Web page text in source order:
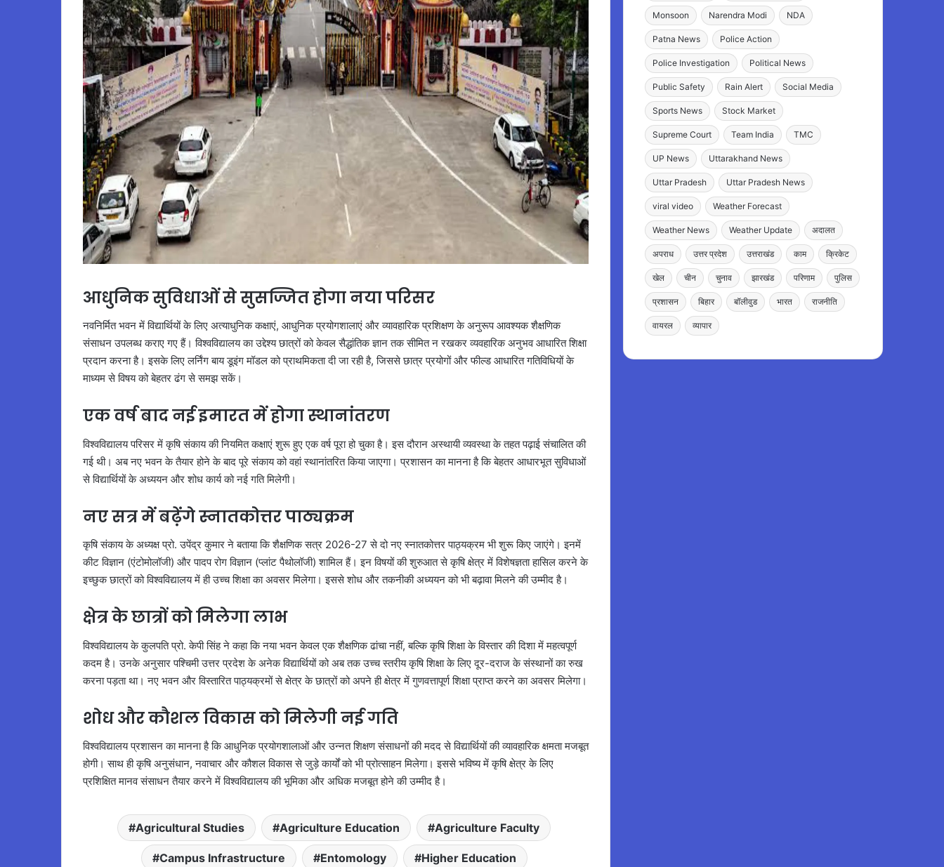
आधुनिक सुविधाओं से सुसज्जित होगा नया परिसर
नवनिर्मित भवन में विद्यार्थियों के लिए अत्याधुनिक कक्षाएं, आधुनिक प्रयोगशालाएं और व्यावहारिक प्रशिक्षण के अनुरूप आवश्यक शैक्षणिक
संसाधन उपलब्ध कराए गए हैं। विश्वविद्यालय का उद्देश्य छात्रों को केवल सैद्धांतिक ज्ञान तक सीमित न रखकर व्यवहारिक अनुभव आधारित शिक्षा
प्रदान करना है। इसके लिए लर्निंग बाय डूइंग मॉडल को प्राथमिकता दी जा रही है, जिससे छात्र प्रयोगों और फील्ड आधारित गतिविधियों के
माध्यम से विषय को बेहतर ढंग से समझ सकें।
एक वर्ष बाद नई इमारत में होगा स्थानांतरण
विश्वविद्यालय परिसर में कृषि संकाय की नियमित कक्षाएं शुरू हुए एक वर्ष पूरा हो चुका है। इस दौरान अस्थायी व्यवस्था के तहत पढ़ाई संचालित की
गई थी। अब नए भवन के तैयार होने के बाद पूरे संकाय को वहां स्थानांतरित किया जाएगा। प्रशासन का मानना है कि बेहतर आधारभूत सुविधाओं
से विद्यार्थियों के अध्ययन और शोध कार्य को नई गति मिलेगी।
नए सत्र में बढ़ेंगे स्नातकोत्तर पाठ्यक्रम
कृषि संकाय के अध्यक्ष प्रो. उपेंद्र कुमार ने बताया कि शैक्षणिक सत्र 2026-27 से दो नए स्नातकोत्तर पाठ्यक्रम भी शुरू किए जाएंगे। इनमें
कीट विज्ञान (एंटोमोलॉजी) और पादप रोग विज्ञान (प्लांट पैथोलॉजी) शामिल हैं। इन विषयों की शुरुआत से कृषि क्षेत्र में विशेषज्ञता हासिल करने के
इच्छुक छात्रों को विश्वविद्यालय में ही उच्च शिक्षा का अवसर मिलेगा। इससे शोध और तकनीकी अध्ययन को भी बढ़ावा मिलने की उम्मीद है।
क्षेत्र के छात्रों को मिलेगा लाभ
विश्वविद्यालय के कुलपति प्रो. केपी सिंह ने कहा कि नया भवन केवल एक शैक्षणिक ढांचा नहीं, बल्कि कृषि शिक्षा के विस्तार की दिशा में महत्वपूर्ण
कदम है। उनके अनुसार पश्चिमी उत्तर प्रदेश के अनेक विद्यार्थियों को अब तक उच्च स्तरीय कृषि शिक्षा के लिए दूर-दराज के संस्थानों का रुख
करना पड़ता था। नए भवन और विस्तारित पाठ्यक्रमों से क्षेत्र के छात्रों को अपने ही क्षेत्र में गुणवत्तापूर्ण शिक्षा प्राप्त करने का अवसर मिलेगा।
शोध और कौशल विकास को मिलेगी नई गति
विश्वविद्यालय प्रशासन का मानना है कि आधुनिक प्रयोगशालाओं और उन्नत शिक्षण संसाधनों की मदद से विद्यार्थियों की व्यावहारिक क्षमता मजबूत
होगी। साथ ही कृषि अनुसंधान, नवाचार और कौशल विकास से जुड़े कार्यों को भी प्रोत्साहन मिलेगा। इससे भविष्य में कृषि क्षेत्र के लिए
प्रशिक्षित मानव संसाधन तैयार करने में विश्वविद्यालय की भूमिका और अधिक मजबूत होने की उम्मीद है।
Agricultural Studies Agriculture Education Agriculture Faculty
Campus Infrastructure Entomology Higher Education
Monsoon Narendra Modi NDA
Patna News Police Action
Police Investigation Political News
Public Safety Rain Alert Social Media
Sports News Stock Market
Supreme Court Team India TMC
UP News Uttarakhand News
Uttar Pradesh Uttar Pradesh News
viral video Weather Forecast
Weather News Weather Update अदालत
अपराध उत्तर प्रदेश उत्तराखंड काम क्रिकेट
खेल चीन चुनाव झारखंड परिणाम पुलिस
प्रशासन बिहार बॉलीवुड भारत राजनीति
वायरल व्यापार